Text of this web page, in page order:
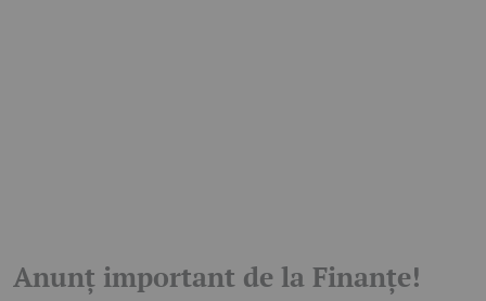
Anunț important de la Finanțe!